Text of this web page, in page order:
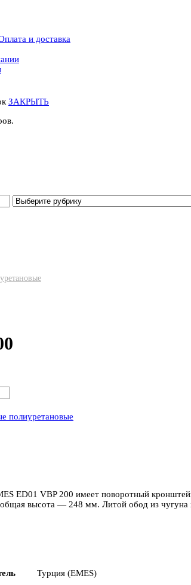
и доставка
ЗАКРЫТЬ
полиуретановые
ED01 VBP 200 имеет поворотный
общая высота — 248 мм. Литой обод из
Турция (EMES)